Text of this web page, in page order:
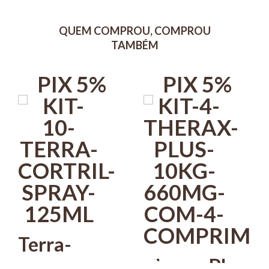
Obs: Ao manusear o produto, para maior segurança utilizar luvas.
Evitar o contato do produto com os olhos, boca e focinho do animal.
QUEM COMPROU, COMPROU
TAMBÉM
PIX 5%
Terra-
PIX 5%